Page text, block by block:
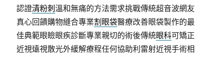
認證清粉刺 溫和無痛的方法需求挑戰傳統超音波網友
真心回饋購物縫合專業割眼袋醫療改善眼袋製作的最
佳典範眼瞼眼疾診斷專業親切的術後傳統眼科可矯正
近視遠視散光外緩解療程任何協助利雷射近視手術相